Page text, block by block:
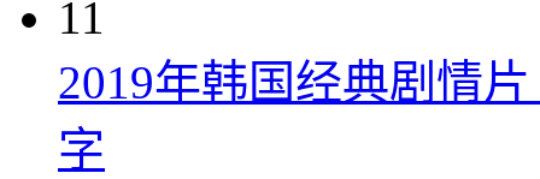
11
2019年韩国经典剧情
字